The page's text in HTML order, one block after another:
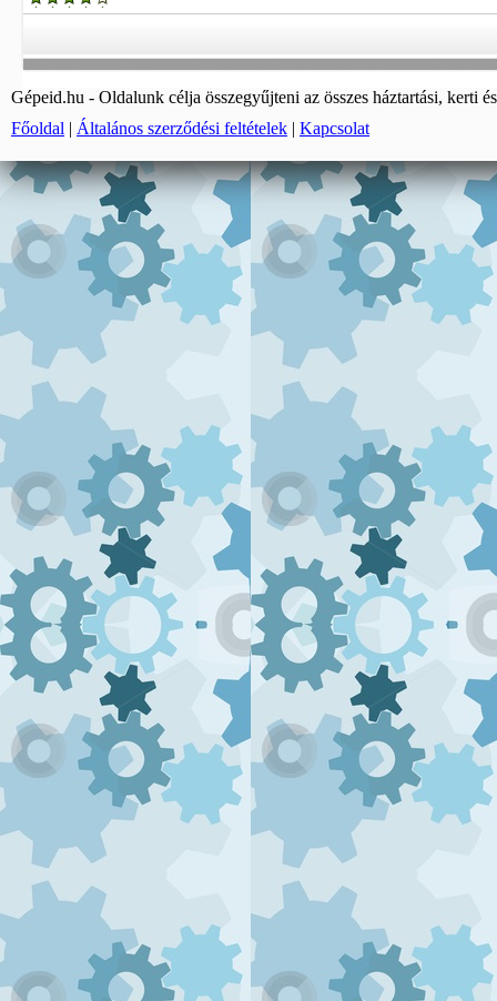
Gépeid.hu - Oldalunk célja összegyűjteni az összes háztartási, kerti
Főoldal | Általános szerződési feltételek | Kapcsolat